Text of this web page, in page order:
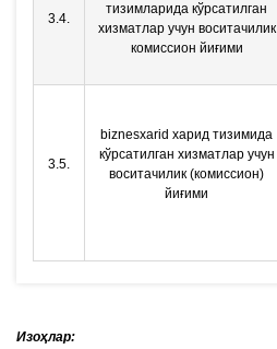
3.4.
тизимларида кўрсатилган
хизматлар учун воситачилик
комиссион йиғими
3.5.
biznesxarid харид тизимида
кўрсатилган хизматлар учун
воситачилик (комиссион)
йиғими
Изоҳлар: